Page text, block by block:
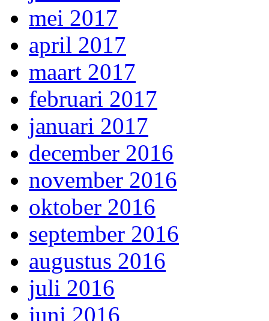
mei 2017
april 2017
maart 2017
februari 2017
januari 2017
december 2016
november 2016
oktober 2016
september 2016
augustus 2016
juli 2016
juni 2016